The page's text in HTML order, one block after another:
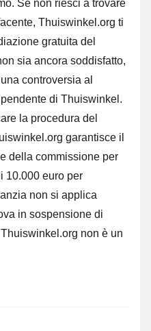
. Se non riesci a trovare
Thuiswinkel.org ti
gratuita del
sia ancora soddisfatto,
controversia al
di Thuiswinkel.
la procedura del
garantisce il
della commissione per
10.000 euro per
non si applica
in sospensione di
non è un